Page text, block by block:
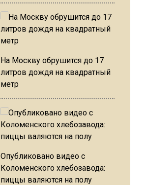
На Москву обрушится до 17
литров дождя на квадратный
метр
Опубликовано видео с
Коломенского хлебозавода:
пиццы валяются на полу